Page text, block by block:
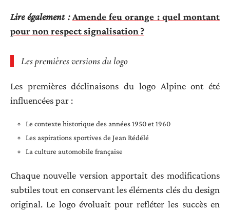
Lire également : Amende feu orange : quel montant
pour non respect signalisation ?
Les premières versions du logo
Les premières déclinaisons du logo Alpine ont été
influencées par :
Le contexte historique des années 1950 et 1960
Les aspirations sportives de Jean Rédélé
La culture automobile française
Chaque nouvelle version apportait des modifications
subtiles tout en conservant les éléments clés du design
original. Le logo évoluait pour refléter les succès en